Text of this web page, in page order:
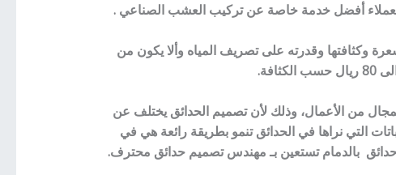
أفضل خدمة خاصة عن تركيب العشب الصناعي .
وكثافتها وقدرته على تصريف المياه وألا يكون من
من الأعمال، وذلك لأن تصميم الحدائق يختلف عن
التي نراها في الحدائق تنمو بطريقة رائعة هي في
بالدمام تستعين بـ مهندس تصميم حدائق محترف.